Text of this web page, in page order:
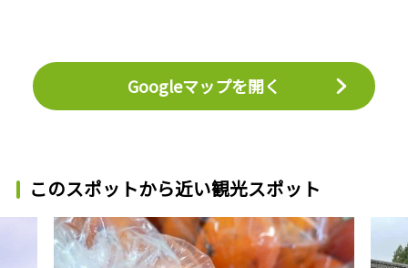
Googleマップを開く
このスポットから近い観光スポット